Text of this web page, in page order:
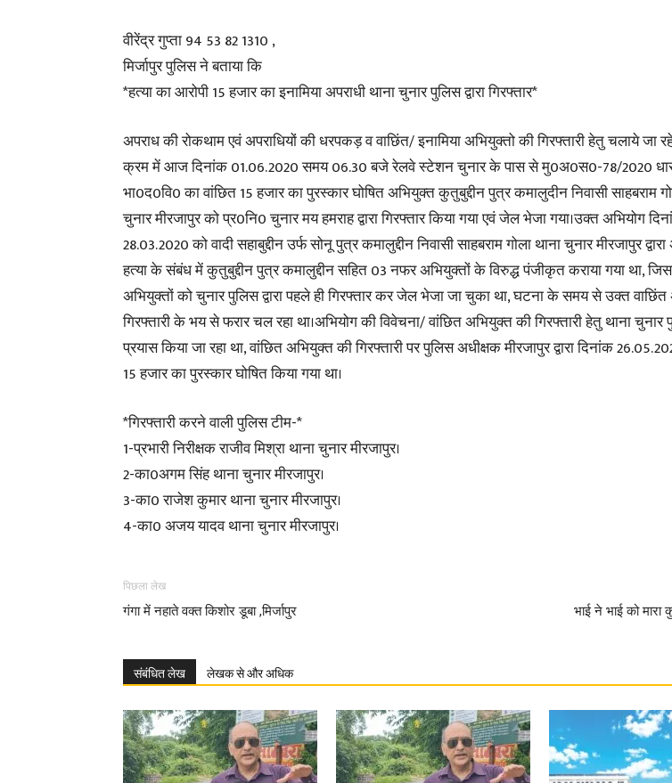
Latest
News
Today
वीरेंद्र गुप्ता 94 53 82 1310 ,
मिर्जापुर पुलिस ने बताया कि
*हत्या का आरोपी 15 हजार का इनामिया अपराधी थाना चुनार पुलिस द्वारा गिरफ्तार*
अपराध की रोकथाम एवं अपराधियों की धरपकड़ व वाछिंत/ इनामिया अभियुक्तो की गिरफ्तारी हेतु चलाये जा
क्रम में आज दिनांक 01.06.2020 समय 06.30 बजे रेलवे स्टेशन चुनार के पास से मु0अ0स0-78/2020
भा0द0वि0 का वांछित 15 हजार का पुरस्कार घोषित अभियुक्त कुतुबुद्दीन पुत्र कमालुदीन निवासी साहबराम
चुनार मीरजापुर को प्र0नि0 चुनार मय हमराह द्वारा गिरफ्तार किया गया एवं जेल भेजा गया।उक्त अभियोग
28.03.2020 को वादी सहाबुद्दीन उर्फ सोनू पुत्र कमालुद्दीन निवासी साहबराम गोला थाना चुनार मीरजापुर
हत्या के संबंध में कुतुबुद्दीन पुत्र कमालुद्दीन सहित 03 नफर अभियुक्तों के विरुद्ध पंजीकृत कराया गया था,
अभियुक्तों को चुनार पुलिस द्वारा पहले ही गिरफ्तार कर जेल भेजा जा चुका था, घटना के समय से उक्त
गिरफ्तारी के भय से फरार चल रहा था।अभियोग की विवेचना/ वांछित अभियुक्त की गिरफ्तारी हेतु थाना चुनार
प्रयास किया जा रहा था, वांछित अभियुक्त की गिरफ्तारी पर पुलिस अधीक्षक मीरजापुर द्वारा दिनांक
15 हजार का पुरस्कार घोषित किया गया था।
*गिरफ्तारी करने वाली पुलिस टीम-*
1-प्रभारी निरीक्षक राजीव मिश्रा थाना चुनार मीरजापुर।
2-का0अगम सिंह थाना चुनार मीरजापुर।
3-का0 राजेश कुमार थाना चुनार मीरजापुर।
4-का0 अजय यादव थाना चुनार मीरजापुर।
पिछला लेख
गंगा में नहाते वक्त किशोर डूबा ,मिर्जापुर भाई ने भाई को मारा
संबंधित लेख लेखक से और अधिक